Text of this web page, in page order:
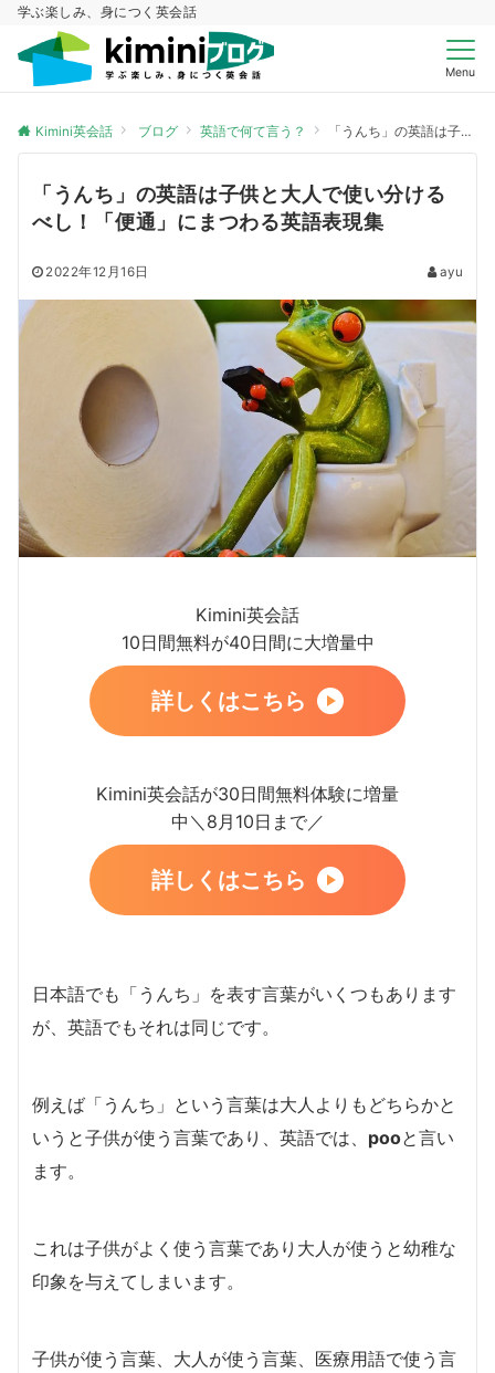
学ぶ楽しみ、身につく英会話
Menu
Kimini英会話 ブログ 英語で何て言う？ 「うんち」の英語は子供と大人で使い分けるべし！「便通」にまつわる英語表現集
「うんち」の英語は子供と大人で使い分ける
べし！「便通」にまつわる英語表現集
2022年12月16日 ayu
Kimini英会話
10日間無料が40日間に大増量中
詳しくはこちら
Kimini英会話が30日間無料体験に増量
中＼8月10日まで／
詳しくはこちら
日本語でも「うんち」を表す言葉がいくつもあります
が、英語でもそれは同じです。
例えば「うんち」という言葉は大人よりもどちらかと
いうと子供が使う言葉であり、英語では、 pooと言い
ます。
これは子供がよく使う言葉であり大人が使うと幼稚な
印象を与えてしまいます。
子供が使う言葉、大人が使う言葉、医療用語で使う言